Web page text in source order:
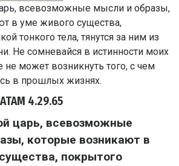
4.29.65
царь, всевозможные
которые возникают в
покрытого